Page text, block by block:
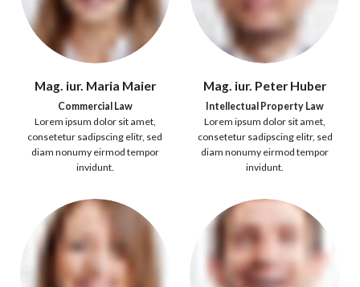
Mag. iur. Maria Maier
Commercial Law
Lorem ipsum dolor sit amet,
consetetur sadipscing elitr, sed
diam nonumy eirmod tempor
invidunt.
Mag. iur. Peter Huber
Intellectual Property Law
Lorem ipsum dolor sit amet,
consetetur sadipscing elitr, sed
diam nonumy eirmod tempor
invidunt.